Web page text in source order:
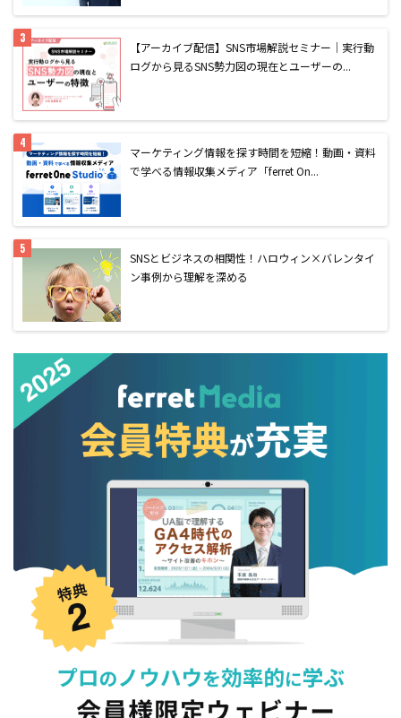
【アーカイブ配信】SNS市場解説セミナー｜実行動
ログから見るSNS勢力図の現在とユーザーの...
マーケティング情報を探す時間を短縮！動画・資料
で学べる情報収集メディア「ferret On...
SNSとビジネスの相関性！ハロウィン×バレンタイ
ン事例から理解を深める